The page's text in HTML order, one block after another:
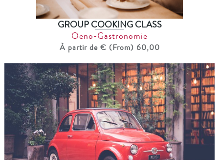
GROUP COOKING CLASS
Oeno-Gastronomie
À partir de € (From) 60,00